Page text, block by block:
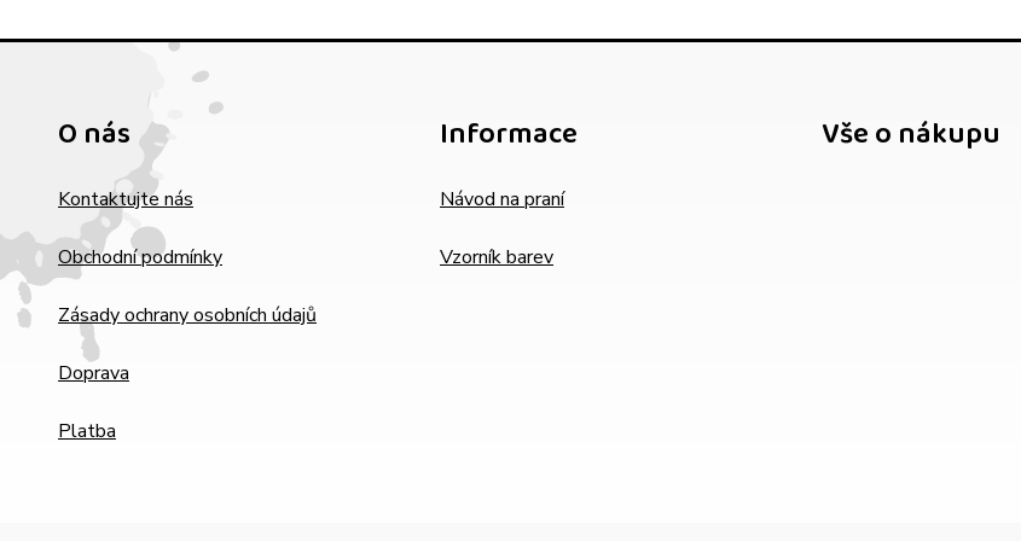
O nás
Kontaktujte nás
Obchodní podmínky
Zásady ochrany osobních údajů
Doprava
Platba
Informace
Návod na praní
Vzorník barev
Vše o nákupu